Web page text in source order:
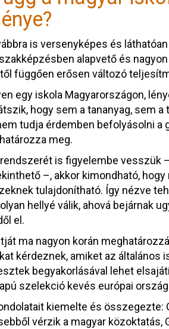
is versenyképes és
alapvető és
függően erősen változó
egy iskola Magyarországon,
hogy sem a tananyag, sem
tudja érdemben befolyásolni a
meg.
rendszerét is figyelembe vesszük
–, akkor kimondható,
tulajdonítható. Így nézve
hellyé válik, ahová bejárnak
el.
ma nagyon korán
kérdeznek, amiket az általános
begyakorlásával lehet
szelekció kevés európai
kiemelte és összegezte:
vérzik a magyar közoktatás,